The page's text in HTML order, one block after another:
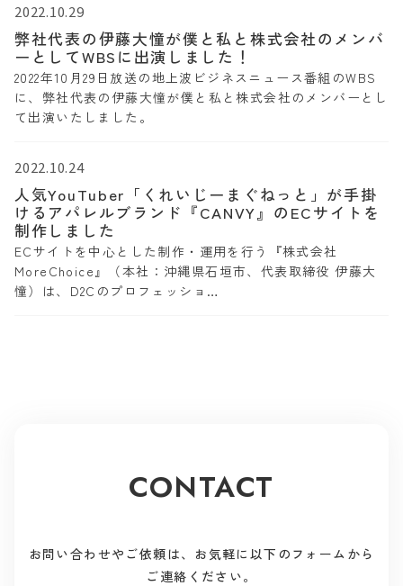
2022.10.29
弊社代表の伊藤大憧が僕と私と株式会社のメンバ
ーとしてWBSに出演しました！
2022年10月29日放送の地上波ビジネスニュース番組のWBS
に、弊社代表の伊藤大憧が僕と私と株式会社のメンバーとし
て出演いたしました。
2022.10.24
人気YouTuber「くれいじーまぐねっと」が手掛
けるアパレルブランド『CANVY』のECサイトを
制作しました
ECサイトを中心とした制作・運用を行う『株式会社
MoreChoice』（本社：沖縄県石垣市、代表取締役 伊藤大
憧）は、D2Cのプロフェッショ…
CONTACT
お問い合わせやご依頼は、お気軽に以下のフォームから
ご連絡ください。